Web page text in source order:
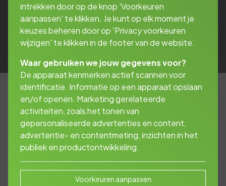
Werk & fiscus
rekenmodulen
intrekken door op de knop 'Voorkeuren
aanpassen' te klikken. Je kunt op elk moment je
keuzes beheren door op 'Privacy voorkeuren
wijzigen' te klikken in de footer van de website.
Waar gebruiken we jouw gegevens voor?
De apparaat kenmerken actief scannen voor
identificatie. Informatie op een apparaat opslaan
en/of openen. Marketing gerelateerde
activiteiten, zoals het tonen van
gepersonaliseerde advertenties en content,
advertentie- en contentmeting, inzichten in het
publiek en productontwikkeling.
Voorkeuren aanpassen